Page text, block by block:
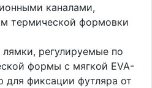
каналами,
термической формовки
регулируемые по
формы с мягкой EVA-
фиксации футляра от